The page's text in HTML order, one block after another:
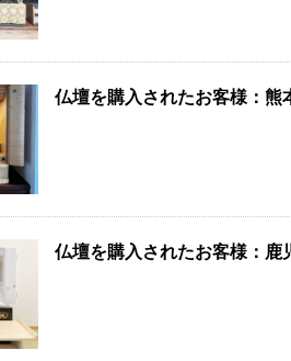
仏壇を購入されたお客様：
仏壇を購入されたお客様：